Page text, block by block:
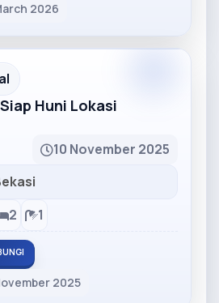
2026
Huni Lokasi
10 November 2025
2 1
2025